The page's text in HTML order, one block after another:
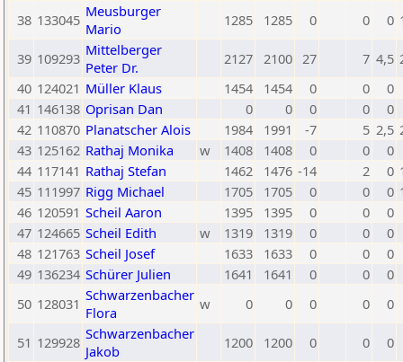
38 133045 Meusburger
Mario
1285 1285 0 0 0
39 109293 Mittelberger
Peter Dr.
2127 2100 27 7 4,5
40 124021 Müller Klaus 1454 1454 0 0
0
41 146138 Oprisan Dan 0 0 0 0
0
42 110870 Planatscher Alois 1984 1991 -7 5 2,5
43 125162 Rathaj Monika w 1408 1408 0 0
0
44 117141 Rathaj Stefan 1462 1476 -14 2 0
45 111997 Rigg Michael 1705 1705 0 0 0
46 120591 Scheil Aaron 1395 1395 0 0
0
47 124665 Scheil Edith w 1319 1319 0 0
0
48 121763 Scheil Josef 1633 1633 0 0
0
49 136234 Schürer Julien 1641 1641 0 0
0
50 128031 Schwarzenbacher
Flora
w 0 0 0 0 0
51 129928 Schwarzenbacher
Jakob
1200 1200 0 0 0